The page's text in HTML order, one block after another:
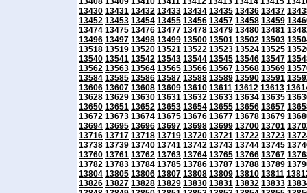
13430 13431 13432 13433 13434 13435 13436 13437
13452 13453 13454 13455 13456 13457 13458 13459
13474 13475 13476 13477 13478 13479 13480 13481
13496 13497 13498 13499 13500 13501 13502 13503
13518 13519 13520 13521 13522 13523 13524 13525
13540 13541 13542 13543 13544 13545 13546 13547
13562 13563 13564 13565 13566 13567 13568 13569
13584 13585 13586 13587 13588 13589 13590 13591
13606 13607 13608 13609 13610 13611 13612 13613
13628 13629 13630 13631 13632 13633 13634 13635
13650 13651 13652 13653 13654 13655 13656 13657
13672 13673 13674 13675 13676 13677 13678 13679
13694 13695 13696 13697 13698 13699 13700 13701
13716 13717 13718 13719 13720 13721 13722 13723
13738 13739 13740 13741 13742 13743 13744 13745
13760 13761 13762 13763 13764 13765 13766 13767
13782 13783 13784 13785 13786 13787 13788 13789
13804 13805 13806 13807 13808 13809 13810 13811
13826 13827 13828 13829 13830 13831 13832 13833